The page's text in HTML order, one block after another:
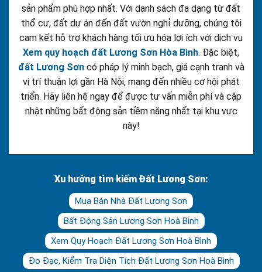
sản phẩm phù hợp nhất. Với danh sách đa dạng từ đất
thổ cư, đất dự án đến đất vườn nghỉ dưỡng, chúng tôi
cam kết hỗ trợ khách hàng tối ưu hóa lợi ích với dịch vụ
Xem quy hoạch đất Lương Sơn Hòa Bình. Đặc biệt,
đất Lương Sơncó pháp lý minh bạch, giá cạnh tranh và
vị trí thuận lợi gần Hà Nội, mang đến nhiều cơ hội phát
triển. Hãy liên hệ ngay để được tư vấn miễn phí và cập
nhật những bất động sản tiềm năng nhất tại khu vực
này!
Xu hướng tìm kiếm Đất Lương Sơn:
Mua Bán Nhà Đất Lương Sơn
Bất Động Sản Lương Sơn Hoà Bình
Xem Quy Hoạch Đất Lương Sơn Hoà Bình
Đo Đạc, Kiểm Tra Diện Tích Đất Lương Sơn Hoà Bình